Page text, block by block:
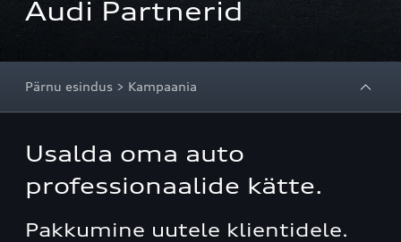
Audi Partnerid
Pärnu esindus > Kampaania
Usalda oma auto
professionaalide kätte.
Pakkumine uutele klientidele.